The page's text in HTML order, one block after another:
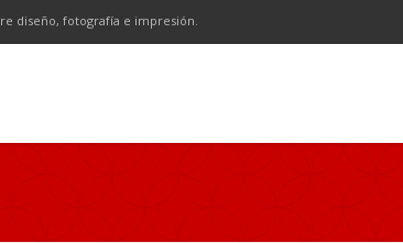
diseño, fotografía e impresión.
RSS